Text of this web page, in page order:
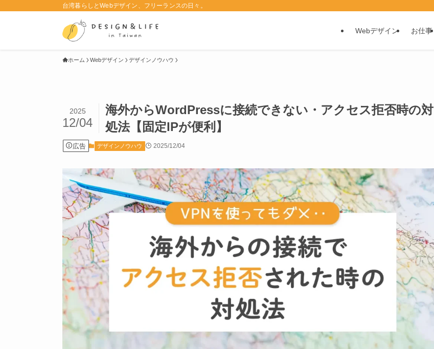
台湾暮らしとWebデザイン、フリーランスの日々。
Webデザイン お仕事
ホーム Webデザイン デザインノウハウ
海外からWordPressに接続できない・アクセス拒否時の対
処法【固定IPが便利】
2025
12/04
広告 デザインノウハウ 2025/12/04